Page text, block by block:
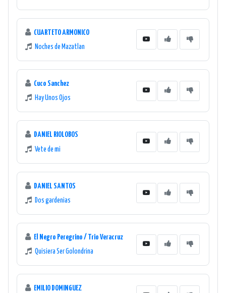
CUARTETO ARMONICO
Noches de Mazatlan
Cuco Sanchez
Hay Unos Ojos
DANIEL RIOLOBOS
Vete de mi
DANIEL SANTOS
Dos gardenias
El Negro Peregrino / Trio Veracruz
Quisiera Ser Golondrina
EMILIO DOMINGUEZ